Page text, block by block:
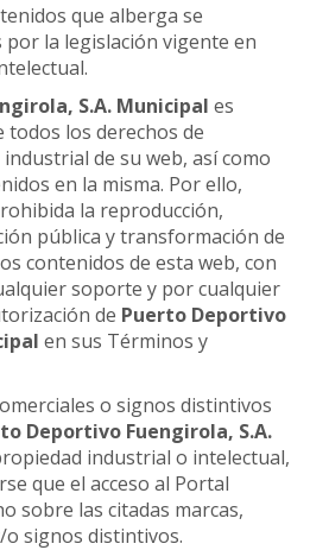
que alberga se
la legislación vigente en
S.A. Municipal es
los derechos de
de su web, así como
en la misma. Por ello,
la reproducción,
pública y transformación de
contenidos de esta web, con
soporte y por cualquier
de Puerto Deportivo
en sus Términos y
o signos distintivos
Deportivo Fuengirola, S.A.
industrial o intelectual,
que el acceso al Portal
sobre las citadas marcas,
signos distintivos.